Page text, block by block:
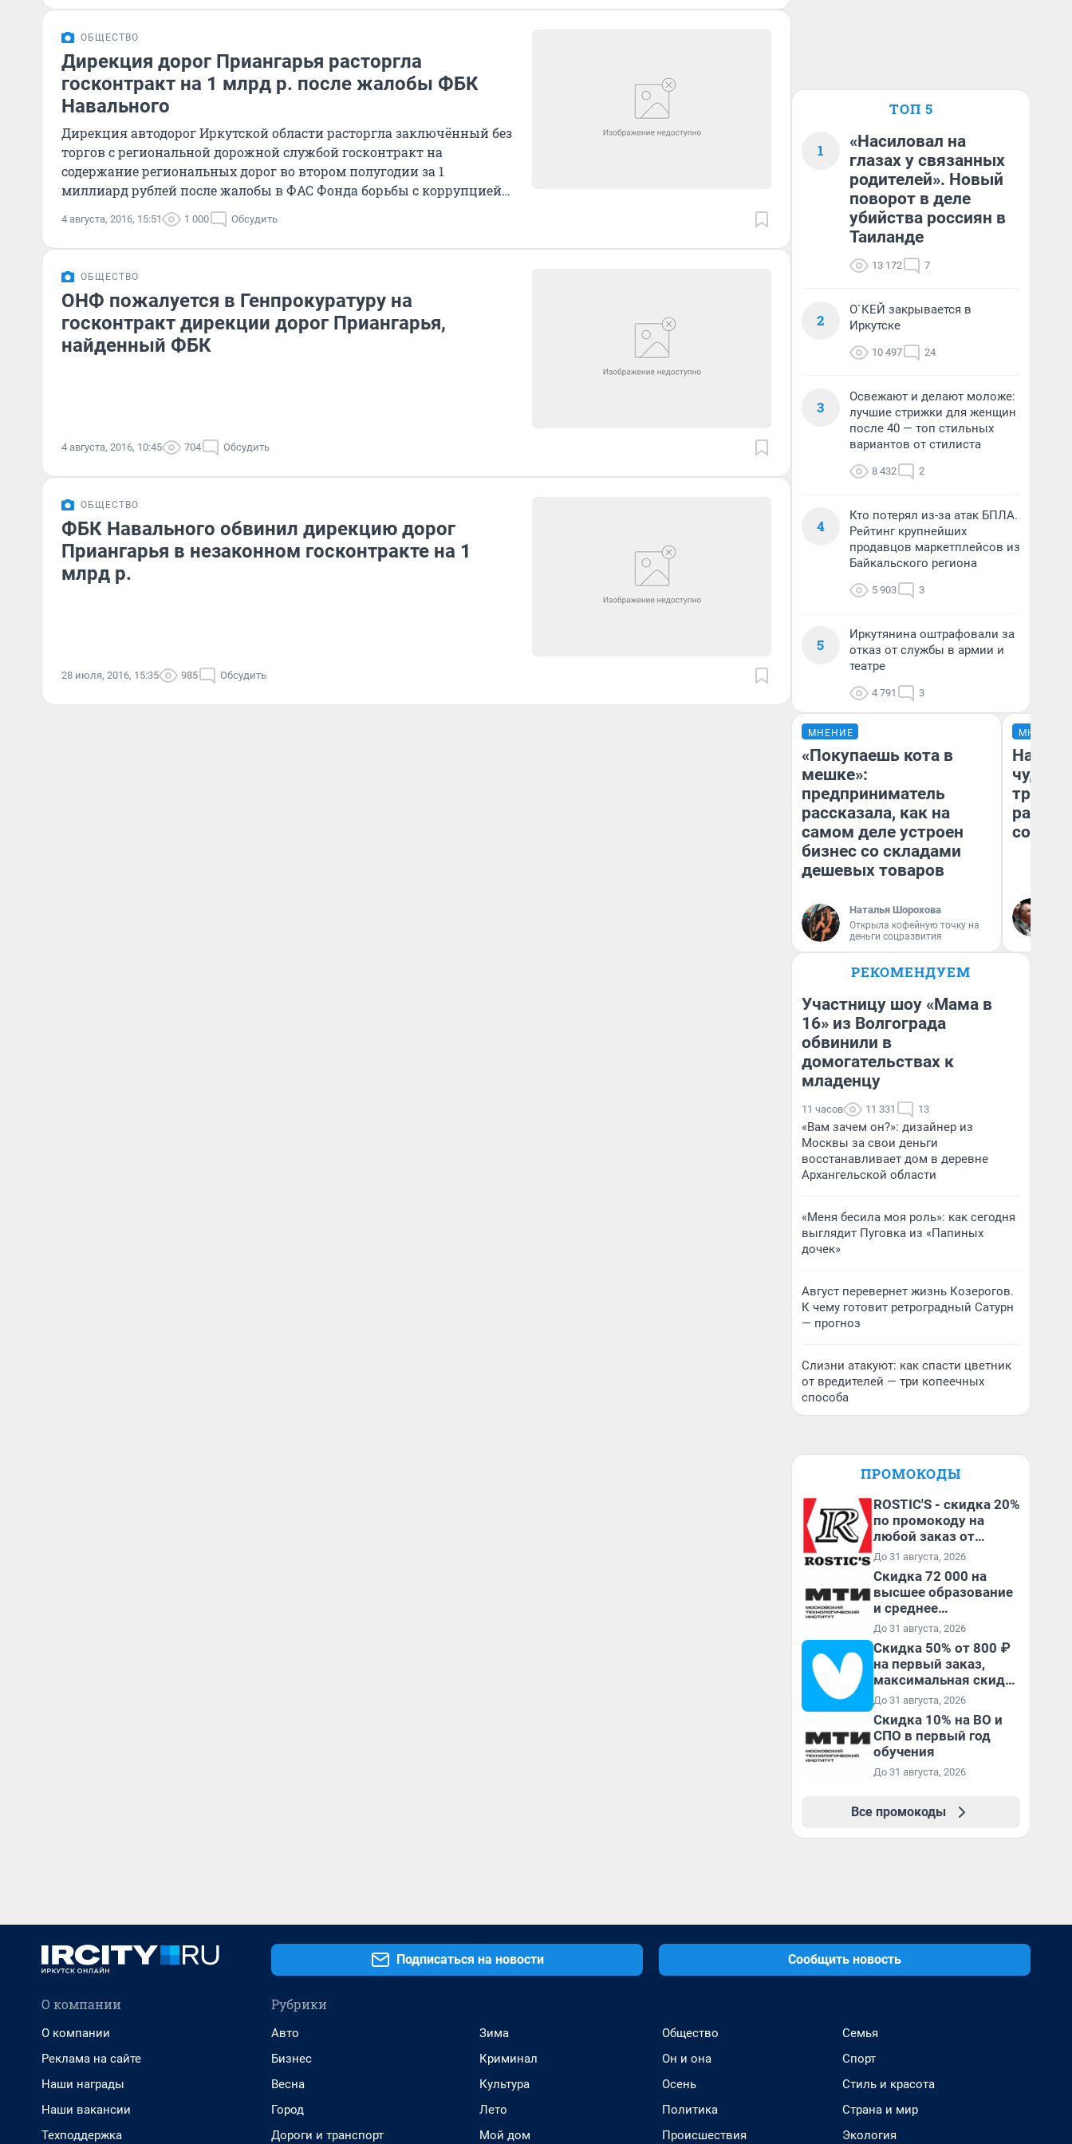
ОБЩЕСТВО
Дирекция дорог Приангарья расторгла
госконтракт на 1 млрд р. после жалобы ФБК
Навального
Дирекция автодорог Иркутской области расторгла заключённый без
торгов с региональной дорожной службой госконтракт на
содержание региональных дорог во втором полугодии за 1
миллиард рублей после жалобы в ФАС Фонда борьбы с коррупцией
Алексея Навального.
4 августа, 2016, 15:51 1 000 Обсудить
ОБЩЕСТВО
ОНФ пожалуется в Генпрокуратуру на
госконтракт дирекции дорог Приангарья,
найденный ФБК
4 августа, 2016, 10:45 704 Обсудить
ОБЩЕСТВО
ФБК Навального обвинил дирекцию дорог
Приангарья в незаконном госконтракте на 1
млрд р.
28 июля, 2016, 15:35 985 Обсудить
ТОП 5
1
«Насиловал на
глазах у связанных
родителей». Новый
поворот в деле
убийства россиян в
Таиланде
13 172 7
2
О`КЕЙ закрывается в
Иркутске
10 497 24
3
Освежают и делают моложе:
лучшие стрижки для женщин
после 40 — топ стильных
вариантов от стилиста
8 432 2
4
Кто потерял из-за атак БПЛА.
Рейтинг крупнейших
продавцов маркетплейсов из
Байкальского региона
5 903 3
5
Иркутянина оштрафовали за
отказ от службы в армии и
театре
4 791 3
МНЕНИЕ
«Покупаешь кота в
мешке»:
предприниматель
рассказала, как на
самом деле устроен
бизнес со складами
дешевых товаров
Наталья Шорохова
Открыла кофейную точку на
деньги соцразвития
МНЕНИЕ
чудом
РЕКОМЕНДУЕМ
Участницу шоу «Мама в
16» из Волгограда
обвинили в
домогательствах к
младенцу
11 часов 11 331 13
«Вам зачем он?»: дизайнер из
Москвы за свои деньги
восстанавливает дом в деревне
Архангельской области
«Меня бесила моя роль»: как сегодня
выглядит Пуговка из «Папиных
дочек»
Август перевернет жизнь Козерогов.
К чему готовит ретроградный Сатурн
— прогноз
Слизни атакуют: как спасти цветник
от вредителей — три копеечных
способа
ПРОМОКОДЫ
ROSTIC'S - скидка 20%
по промокоду на
любой заказ от
3199₽!
До 31 августа, 2026
Скидка 72 000 на
высшее образование
и среднее
специальное
образование в
первый год обучения
До 31 августа, 2026
Скидка 50% от 800 ₽
на первый заказ,
максимальная скидка
600 ₽
До 31 августа, 2026
Скидка 10% на ВО и
СПО в первый год
обучения
До 31 августа, 2026
Все промокоды
Подписаться на новости Сообщить новость
О компании
О компании
Реклама на сайте
Наши награды
Наши вакансии
Техподдержка
Рубрики
Авто
Бизнес
Весна
Город
Дороги и транспорт
Зима
Криминал
Культура
Лето
Мой дом
Общество
Он и она
Осень
Политика
Происшествия
Семья
Спорт
Стиль и красота
Страна и мир
Экология